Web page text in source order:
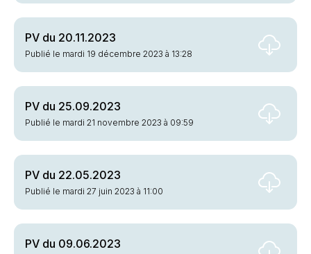
PV du 20.11.2023
Publié le mardi 19 décembre 2023 à 13:28
PV du 25.09.2023
Publié le mardi 21 novembre 2023 à 09:59
PV du 22.05.2023
Publié le mardi 27 juin 2023 à 11:00
PV du 09.06.2023